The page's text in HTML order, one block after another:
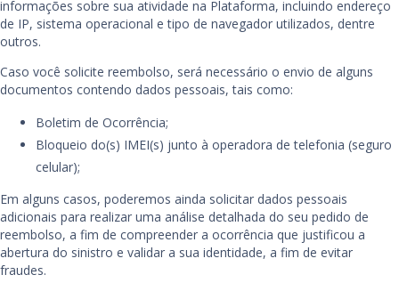
informações sobre sua atividade na Plataforma, incluindo endereço
de IP, sistema operacional e tipo de navegador utilizados, dentre
outros.
Caso você solicite reembolso, será necessário o envio de alguns
documentos contendo dados pessoais, tais como:
Boletim de Ocorrência;
Bloqueio do(s) IMEI(s) junto à operadora de telefonia (seguro
celular);
Em alguns casos, poderemos ainda solicitar dados pessoais
adicionais para realizar uma análise detalhada do seu pedido de
reembolso, a fim de compreender a ocorrência que justificou a
abertura do sinistro e validar a sua identidade, a fim de evitar
fraudes.